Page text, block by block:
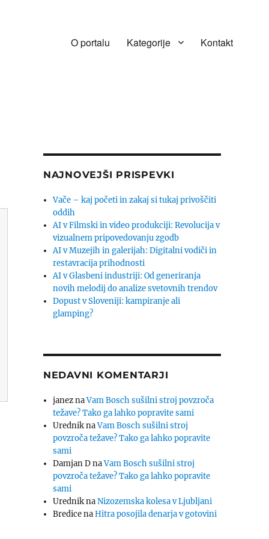
O portalu Kategorije Kontakt
NAJNOVEJŠI PRISPEVKI
Vače – kaj početi in zakaj si tukaj privoščiti
oddih
AI v Filmski in video produkciji: Revolucija v
vizualnem pripovedovanju zgodb
AI v Muzejih in galerijah: Digitalni vodiči in
restavracija prihodnosti
AI v Glasbeni industriji: Od generiranja
novih melodij do analize svetovnih trendov
Dopust v Sloveniji: kampiranje ali
glamping?
NEDAVNI KOMENTARJI
janeznaVam Bosch sušilni stroj povzroča
težave? Tako ga lahko popravite sami
UredniknaVam Bosch sušilni stroj
povzroča težave? Tako ga lahko popravite
sami
Damjan DnaVam Bosch sušilni stroj
povzroča težave? Tako ga lahko popravite
sami
UredniknaNizozemska kolesa v Ljubljani
BredicenaHitra posojila denarja v gotovini